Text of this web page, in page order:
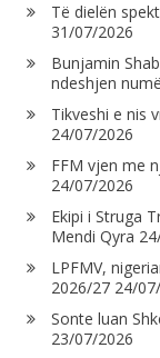
Të dielën
31/07/2026
Bunjamin
ndeshjen
Tikveshi e nis
24/07/2026
FFM vjen me
24/07/2026
Ekipi i Struga
Mendi Qyra
LPFMV,
2026/27 24/
Sonte luan
23/07/2026